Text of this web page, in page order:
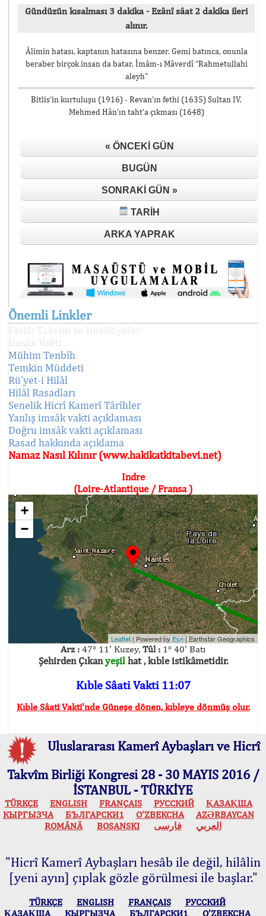
Gündüzün kısalması 3 dakika - Ezânî sâat 2 dakika ileri
alınır.
Âlimin hatası, kaptanın hatasına benzer. Gemi batınca, onunla
beraber birçok insan da batar. İmâm-ı Mâverdî “Rahmetullahi
aleyh”
Bitlis’in kurtuluşu (1916) - Revan’ın fethi (1635) Sultan IV.
Mehmed Hân’ın taht’a çıkması (1648)
« ÖNCEKI GÜN
BUGÜN
SONRAKI GÜN »
TARIH
ARKA YAPRAK
Önemli Linkler
İmsâk Vakti
Mühim Tenbîh
Temkin Müddeti
Rü'yet-i Hilâl
Hilâl Rasadları
Senelik Hicrî Kamerî Târîhler
Yanlış imsâk vakti açıklaması
Doğru imsâk vakti açıklaması
Rasad hakkında açıklama
Namaz Nasıl Kılınır (www.hakikatkitabevi.net)
Indre
(Loire-Atlantique / Fransa )
+
−
Leaflet| Powered byEsri|Earthstar Geographics
Arz : 47° 11' Kuzey, Tûl : 1° 40' Batı
Şehirden Çıkanyeşilhat , kıble istikâmetidir.
Kıble Sâati Vakti 11:07
Kıble Sâati Vakti'nde Güneşe dönen, kıbleye dönmüş olur.
Uluslararası Kamerî Aybaşları ve Hicrî
Takvîm Birliği Kongresi 28 - 30 MAYIS 2016 /
İSTANBUL - TÜRKİYE
TÜRKÇE ENGLISH FRANÇAIS РУССКИЙ
ҚАЗАҚША
КЫPГЫЗЧA
БЪЛГАРСКИ1 O’ZBEKCHA
AZӘRBAYCAN
ROMÂNĂ
BOSANSKI العربي فارسی
"Hicrî Kamerî Aybaşları hesâb ile değil, hilâlin
[yeni ayın] çıplak gözle görülmesi ile başlar."
TÜRKÇE ENGLISH FRANÇAIS
РУССКИЙ
ҚАЗАҚША
КЫPГЫЗЧA БЪЛГАРСКИ1 O’ZBEKCHA